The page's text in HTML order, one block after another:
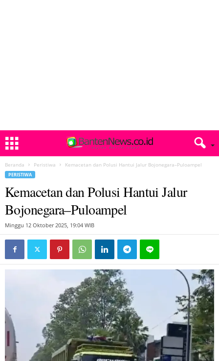
Beranda Peristiwa Kemacetan dan Polusi Hantui Jalur Bojonegara–Puloampel
PERISTIWA
Kemacetan dan Polusi Hantui Jalur
Bojonegara–Puloampel
Minggu 12 Oktober 2025, 19:04 WIB